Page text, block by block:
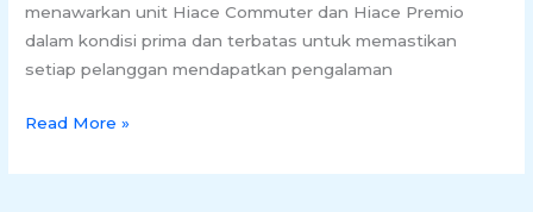
menawarkan unit Hiace Commuter dan Hiace Premio
dalam kondisi prima dan terbatas untuk memastikan
setiap pelanggan mendapatkan pengalaman
Read More »